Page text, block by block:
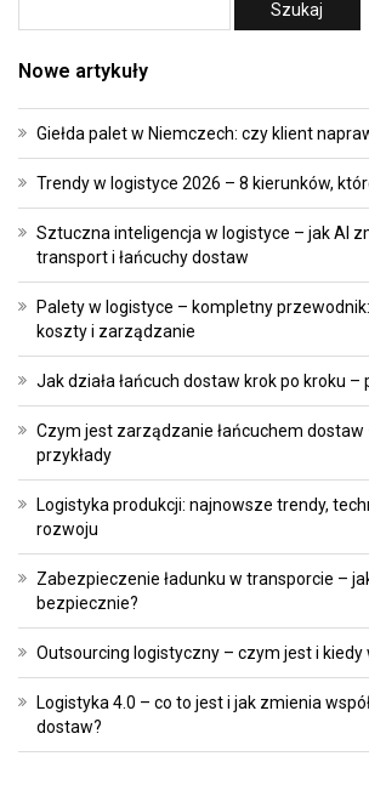
Nowe artykuły
Giełda palet w Niemczech: czy klient
Trendy w logistyce 2026 – 8 kierunków,
Sztuczna inteligencja w logistyce – jak AI
transport i łańcuchy dostaw
Palety w logistyce – kompletny
koszty i zarządzanie
Jak działa łańcuch dostaw krok po kroku
Czym jest zarządzanie łańcuchem dostaw
przykłady
Logistyka produkcji: najnowsze trendy,
rozwoju
Zabezpieczenie ładunku w transporcie –
bezpiecznie?
Outsourcing logistyczny – czym jest i
Logistyka 4.0 – co to jest i jak zmienia
dostaw?